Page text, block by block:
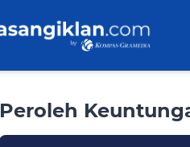
Peroleh